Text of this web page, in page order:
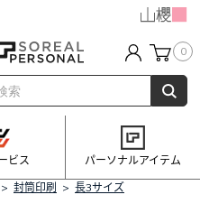
0
ビス
パーソナルアイテム
> 封筒印刷 > 長3サイズ